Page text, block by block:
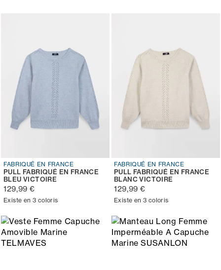
FABRIQUÉ EN FRANCE
PULL FABRIQUÉ EN FRANCE
BLEU VICTOIRE
129,99 €
Existe en 3 coloris
FABRIQUÉ EN FRANCE
PULL FABRIQUÉ EN FRANCE
BLANC VICTOIRE
129,99 €
Existe en 3 coloris